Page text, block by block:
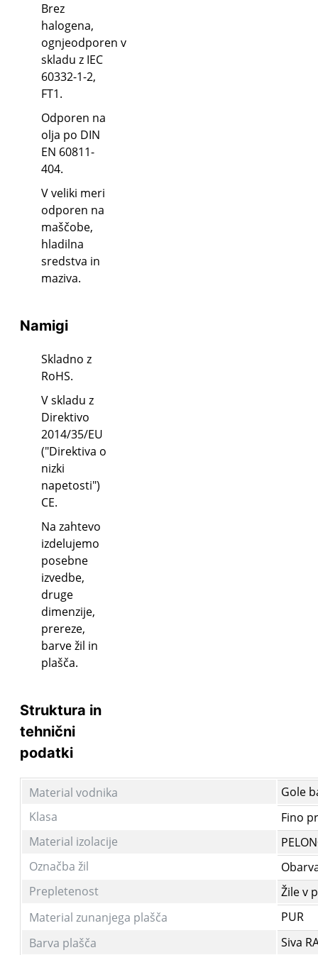
Brez
halogena,
ognjeodporen v
skladu z IEC
60332-1-2,
FT1.
Odporen na
olja po DIN
EN 60811-
404.
V veliki meri
odporen na
maščobe,
hladilna
sredstva in
maziva.
Namigi
Skladno z
RoHS.
V skladu z
Direktivo
2014/35/EU
("Direktiva o
nizki
napetosti")
CE.
Na zahtevo
izdelujemo
posebne
izvedbe,
druge
dimenzije,
prereze,
barve žil in
plašča.
Struktura in
tehnični
podatki
Material vodnika
Gole
Klasa
Fino
Material izolacije
Označba žil
Prepletenost
Žile v
Material zunanjega plašča
PUR
Barva plašča
Siva